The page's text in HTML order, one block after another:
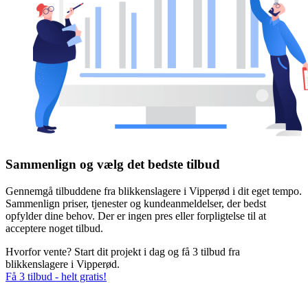
Sammenlign og vælg det bedste tilbud
Gennemgå tilbuddene fra blikkenslagere i Vipperød i dit eget tempo.
Sammenlign priser, tjenester og kundeanmeldelser, der bedst
opfylder dine behov. Der er ingen pres eller forpligtelse til at
acceptere noget tilbud.
Hvorfor vente? Start dit projekt i dag og få 3 tilbud fra
blikkenslagere i Vipperød.
Få 3 tilbud - helt gratis!